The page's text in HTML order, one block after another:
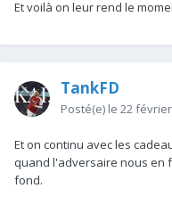
Et voilà on leur rend le
TankFD
Posté(e) le 22 février
Et on continu avec les
quand l'adversaire nous en
fond.